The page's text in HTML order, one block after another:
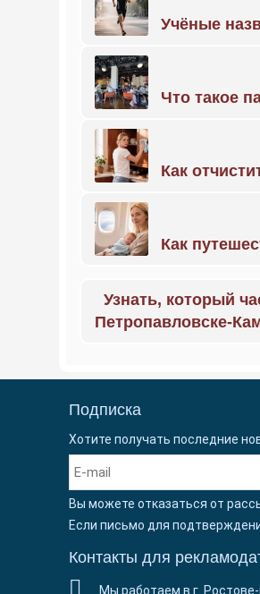
Учёные
Что такое
Как
Как
Узнать, который
Петропавловске-
Подписка
Хотите получать последние
Вы можете отказаться от
Если письмо для
Контакты для
Мы работаем в г.